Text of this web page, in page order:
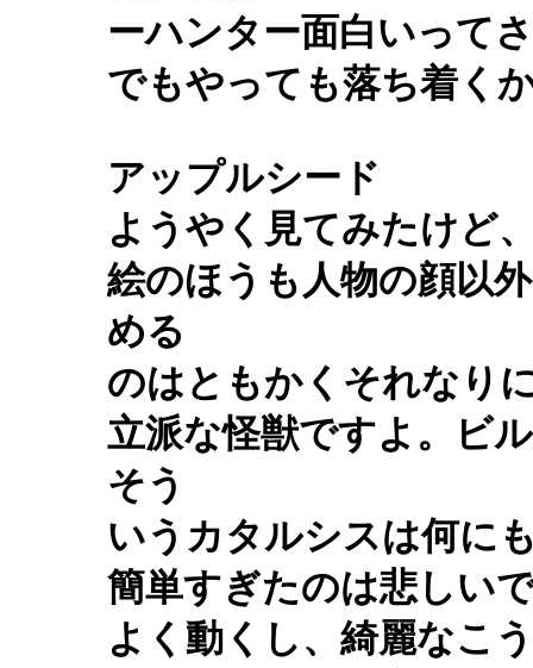
ーハンター面白いって
でもやっても落ち着く
アップルシード
ようやく見てみたけど
絵のほうも人物の顔以
める
のはともかくそれなり
立派な怪獣ですよ。ビ
そう
いうカタルシスは何に
簡単すぎたのは悲しい
よく動くし、綺麗なこ